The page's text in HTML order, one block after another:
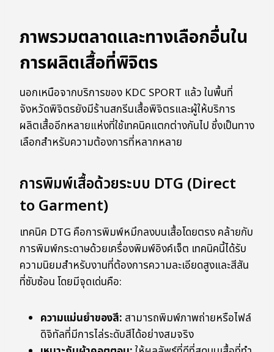
ภาพรวมตลาดและทางเลือกอื่นใน
การผลิตเสื้อที่พิจิตร
นอกเหนือจากบริการของ KDC SPORT แล้ว ในพื้นที่
จังหวัดพิจิตรยังมีร้านสกรีนเสื้อพิจิตรและผู้ให้บริการ
ผลิตเสื้ออีกหลายแห่งที่ใช้เทคนิคแตกต่างกันไป ซึ่งเป็นทาง
เลือกสำหรับความต้องการที่หลากหลาย
การพิมพ์เสื้อด้วยระบบ DTG (Direct
to Garment)
เทคนิค DTG คือการพิมพ์หมึกลงบนเสื้อโดยตรง คล้ายกับ
การพิมพ์กระดาษด้วยเครื่องพิมพ์อิงค์เจ็ต เทคนิคนี้ได้รับ
ความนิยมสำหรับงานที่ต้องการความละเอียดสูงและสีสัน
ที่ซับซ้อน โดยมีจุดเด่นคือ:
ความแม่นยำของสี: สามารถพิมพ์ภาพถ่ายหรือไฟล์
ดิจิทัลที่มีการไล่ระดับสีได้อย่างสมจริง